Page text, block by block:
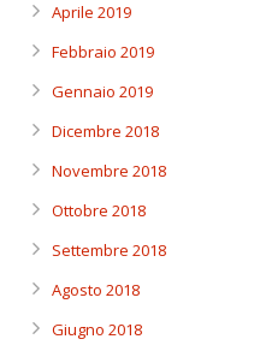
Aprile 2019
Febbraio 2019
Gennaio 2019
Dicembre 2018
Novembre 2018
Ottobre 2018
Settembre 2018
Agosto 2018
Giugno 2018